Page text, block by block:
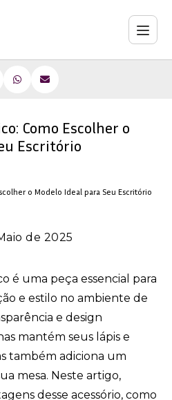
Como Escolher o Modelo Ideal para Seu
Como Escolher o
Escritório
de 2025
é uma peça essencial para
e estilo no ambiente de
e design
mantém seus lápis e
também adiciona um
mesa. Neste artigo,
desse acessório, como